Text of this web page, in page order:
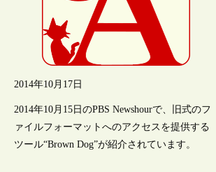
2014年10月17日
2014年10月15日のPBS Newshourで、旧式のフ
ァイルフォーマットへのアクセスを提供する
ツール“Brown Dog”が紹介されています。